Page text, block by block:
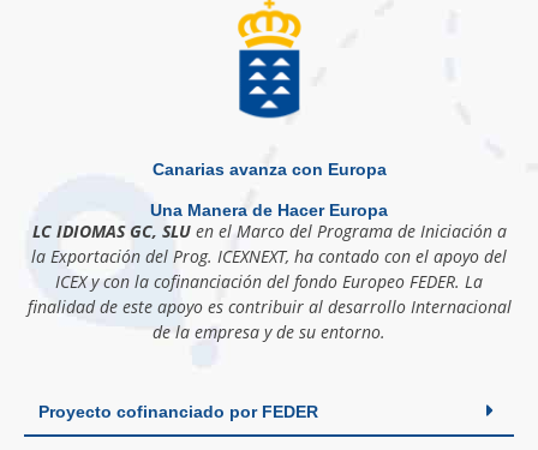
Canarias avanza con Europa
Una Manera de Hacer Europa
LC IDIOMAS GC, SLUen el Marco del Programa de Iniciación a
la Exportación del Prog. ICEXNEXT, ha contado con el apoyo del
ICEX y con la cofinanciación del fondo Europeo FEDER. La
finalidad de este apoyo es contribuir al desarrollo Internacional
de la empresa y de su entorno.
Proyecto cofinanciado por FEDER